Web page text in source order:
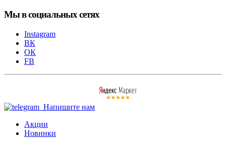
Мы в социальных сетях
Instagram
ВК
ОК
FB
Напишите нам
Акции
Новинки